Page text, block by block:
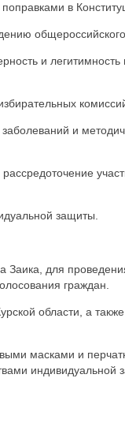
в
общероссийского
и легитимность
и
защиты.
Заика, для
граждан.
области, а
масками и
индивидуальной